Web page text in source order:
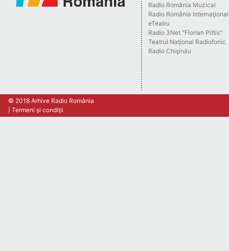
Radio România Muzical
Radio România Internaţional
eTeatru
Radio 3Net "Florian Pittis"
Teatrul Naţional Radiofonic
Radio Chişinău
© 2018 Arhive Radio România
Termeni şi condiţii